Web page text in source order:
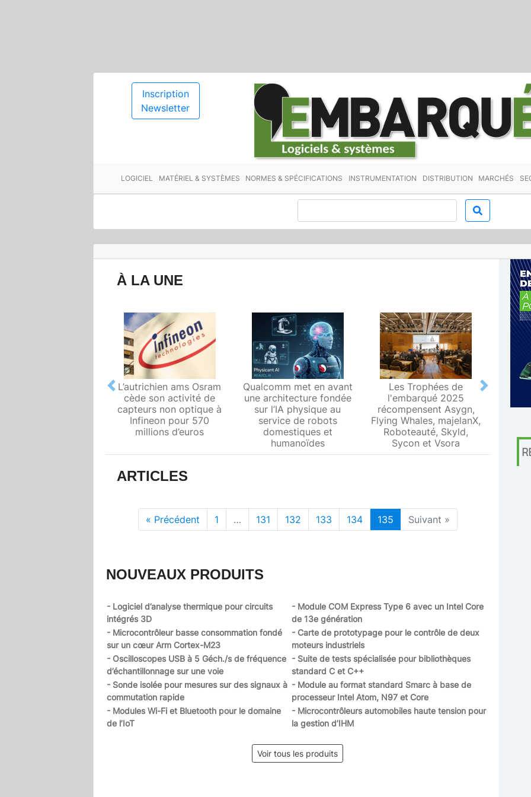
Inscription
Newsletter
LOGICIEL MATÉRIEL & SYSTÈMES NORMES & SPÉCIFICATIONS INSTRUMENTATION DISTRIBUTION MARCHÉS
À LA UNE
L’autrichien ams Osram
cède son activité de
capteurs non optique à
Infineon pour 570
millions d’euros
Qualcomm met en avant
une architecture fondée
sur l’IA physique au
service de robots
domestiques et
humanoïdes
Les Trophées de
l'embarqué 2025
récompensent Asygn,
Flying Whales, majelanX,
Roboteauté, Skyld,
Sycon et Vsora
Le
Previous Next
ARTICLES
« Précédent 1 … 131 132 133 134 135 Suivant »
NOUVEAUX PRODUITS
- Logiciel d’analyse thermique pour circuits
intégrés 3D
- Module COM Express Type 6 avec un Intel Core
de 13e génération
- Microcontrôleur basse consommation fondé
sur un cœur Arm Cortex-M23
- Carte de prototypage pour le contrôle de deux
moteurs industriels
- Oscilloscopes USB à 5 Géch./s de fréquence
d’échantillonnage sur une voie
- Suite de tests spécialisée pour bibliothèques
standard C et C++
- Sonde isolée pour mesures sur des signaux à
commutation rapide
- Module au format standard Smarc à base de
processeur Intel Atom, N97 et Core
- Modules Wi-Fi et Bluetooth pour le domaine
de l’IoT
- Microcontrôleurs automobiles haute tension pour
la gestion d’IHM
Voir tous les produits